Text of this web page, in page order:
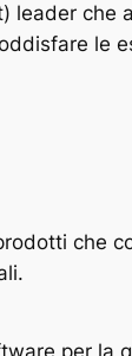
leader
che